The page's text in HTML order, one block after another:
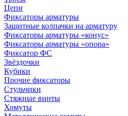
Цепи
Фиксаторы арматуры
Защитные колпачки на арматуру
Фиксаторы арматуры «конус»
Фиксаторы арматуры «опора»
Фиксатор ФС
Звёздочки
Кубики
Прочие фиксаторы
Стульчики
Стяжные винты
Хомуты